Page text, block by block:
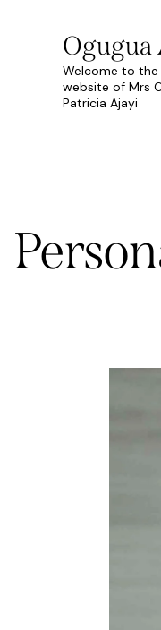
Ogugua
Welcome to
website of Mrs
Patricia Ajayi